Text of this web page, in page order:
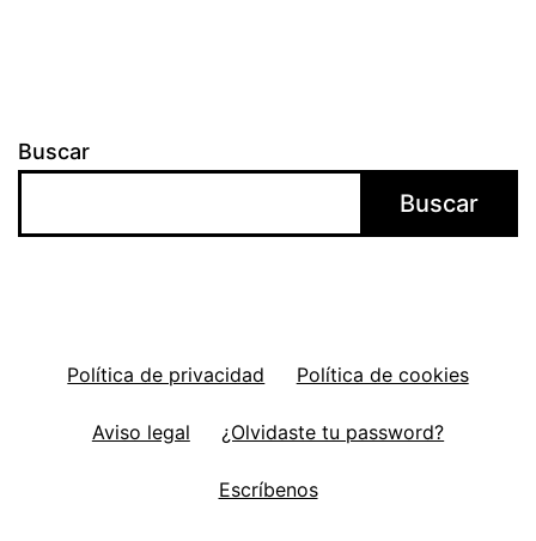
Buscar
Buscar
Política de privacidad Política de cookies
Aviso legal ¿Olvidaste tu password?
Escríbenos